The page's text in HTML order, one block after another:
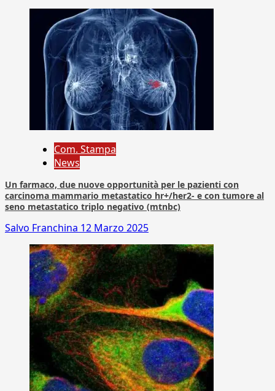
Com. Stampa
News
Un farmaco, due nuove opportunità per le pazienti con
carcinoma mammario metastatico hr+/her2- e con tumore al
seno metastatico triplo negativo (mtnbc)
Salvo Franchina 12 Marzo 2025